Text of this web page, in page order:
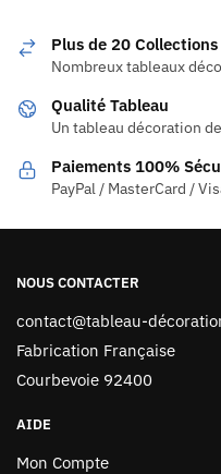
Plus de 20 Collections
Nombreux tableaux
Qualité Tableau
Un tableau décoration
Paiements 100%
PayPal / MasterCard /
NOUS CONTACTER
contact@tableau-
Fabrication Française
Courbevoie 92400
AIDE
Mon Compte